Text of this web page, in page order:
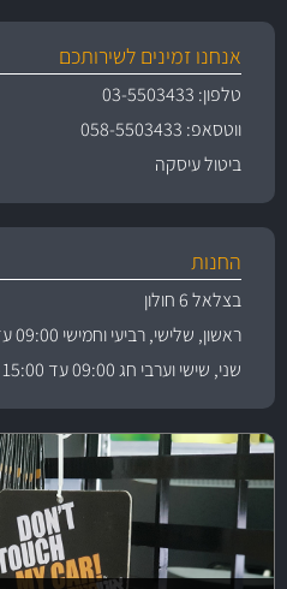
אנחנו זמינים לשירותכם
טלפון: 03-5503433
ווטסאפ: 058-5503433
ביטול עיסקה
החנות
בצלאל 6 חולון
ראשון, שלישי, רביעי וחמישי 09:00 עד 18:00
שני, שישי וערבי חג 09:00 עד 15:00